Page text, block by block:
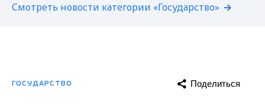
Смотреть новости категории «Государство»
ГОСУДАРСТВО Поделиться